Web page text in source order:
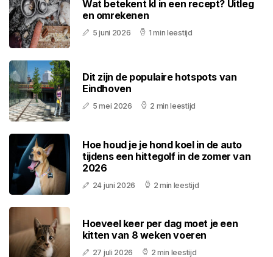
Wat betekent kl in een recept? Uitleg
en omrekenen
5 juni 2026 1 min leestijd
Dit zijn de populaire hotspots van
Eindhoven
5 mei 2026 2 min leestijd
Hoe houd je je hond koel in de auto
tijdens een hittegolf in de zomer van
2026
24 juni 2026 2 min leestijd
Hoeveel keer per dag moet je een
kitten van 8 weken voeren
27 juli 2026 2 min leestijd